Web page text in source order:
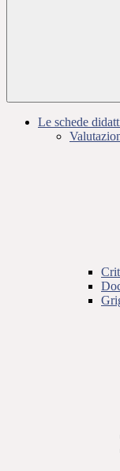
Le schede